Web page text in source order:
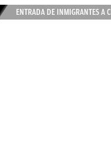
ENTRADA DE INMIGRANTES A